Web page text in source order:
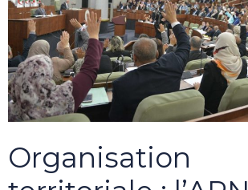
Organisation